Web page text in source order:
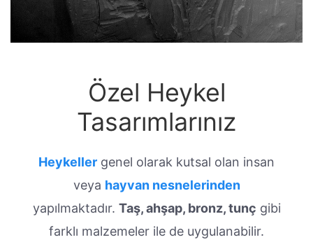
Özel Heykel
Tasarımlarınız
Heykeller genel olarak kutsal olan insan
veya hayvan nesnelerinden
yapılmaktadır. Taş, ahşap, bronz, tunç gibi
farklı malzemeler ile de uygulanabilir.